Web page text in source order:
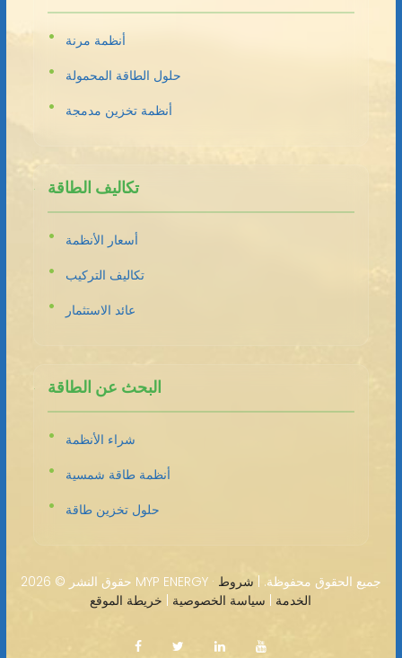
أنظمة مرنة
حلول الطاقة المحمولة
أنظمة تخزين مدمجة
تكاليف الطاقة
أسعار الأنظمة
تكاليف التركيب
عائد الاستثمار
البحث عن الطاقة
شراء الأنظمة
أنظمة طاقة شمسية
حلول تخزين طاقة
حقوق النشر © 2026 MYP ENERGY · جميع الحقوق محفوظة. | شروط
الخدمة | سياسة الخصوصية | خريطة الموقع